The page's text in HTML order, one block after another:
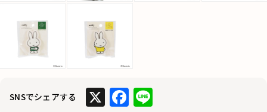
SNSでシェアする X F Li